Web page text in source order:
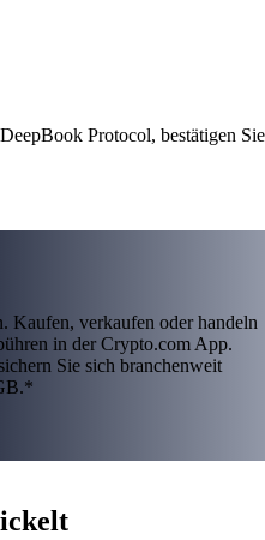
Protocol, bestätigen Sie
Kaufen, verkaufen oder handeln
in der Crypto.com App.
Sie sich branchenweit